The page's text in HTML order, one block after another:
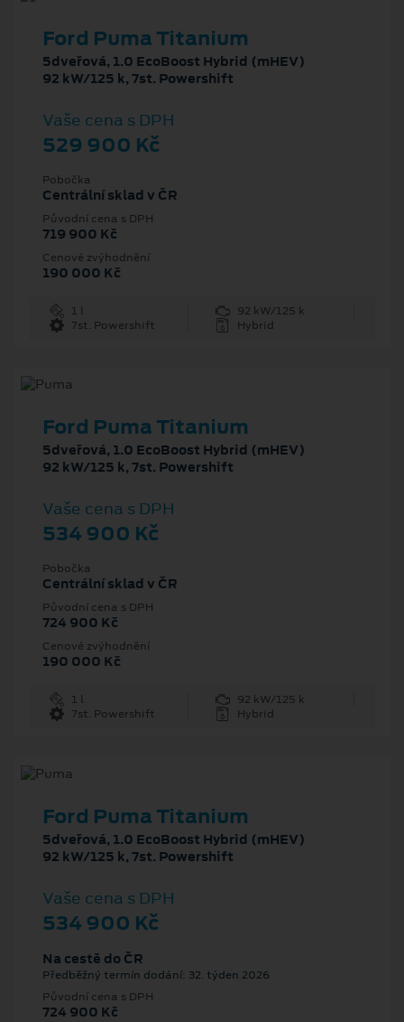
Ford Puma Titanium
5dveřová, 1.0 EcoBoost Hybrid (mHEV)
92 kW/125 k, 7st. Powershift
Vaše cena s DPH
529 900 Kč
Pobočka
Centrální sklad v ČR
Původní cena s DPH
719 900 Kč
Cenové zvýhodnění
190 000 Kč
1 l
92 kW/125 k
7st. Powershift
Hybrid
Ford Puma Titanium
5dveřová, 1.0 EcoBoost Hybrid (mHEV)
92 kW/125 k, 7st. Powershift
Vaše cena s DPH
534 900 Kč
Pobočka
Centrální sklad v ČR
Původní cena s DPH
724 900 Kč
Cenové zvýhodnění
190 000 Kč
1 l
92 kW/125 k
7st. Powershift
Hybrid
Ford Puma Titanium
5dveřová, 1.0 EcoBoost Hybrid (mHEV)
92 kW/125 k, 7st. Powershift
Vaše cena s DPH
534 900 Kč
Na cestě do ČR
Předběžný termín dodání: 32. týden 2026
Původní cena s DPH
724 900 Kč